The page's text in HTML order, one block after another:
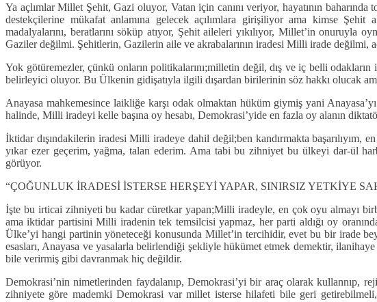
Ya açlımlar Millet Şehit, Gazi oluyor, Vatan için canını veriyor, hayatının
destekçilerine mükafat anlamına gelecek açılımlara girişiliyor ama kimse
madalyalarını, beratlarını söküp atıyor, Şehit aileleri yıkılıyor, Millet’in
Gaziler değilmi. Şehitlerin, Gazilerin aile ve akrabalarının iradesi Milli irade değilmi,
Yok götüremezler, çünkü onların politikalarını;milletin değil, dış ve iç belli
belirleyici oluyor. Bu Ülkenin gidişatıyla ilgili dışardan birilerinin söz hakkı olucak
Anayasa mahkemesince laikliğe karşı odak olmaktan hüküm giymiş yani
halinde, Milli iradeyi kelle başına oy hesabı, Demokrasi’yide en fazla oy alanın
İktidar dışındakilerin iradesi Milli iradeye dahil değil;ben kandırmakta
yıkar ezer geçerim, yağma, talan ederim. Ama tabi bu zihniyet bu ülkeyi dar-ül
görüyor.
“ÇOĞUNLUK İRADESİ İSTERSE HERŞEYİ YAPAR, SINIRSIZ YETKİYE
İşte bu irticai zihniyeti bu kadar cüretkar yapan;Milli iradeyle, en çok oyu almayı
ama iktidar partisini Milli iradenin tek temsilcisi yapmaz, her parti aldığı oy
Ülke’yi hangi partinin yöneteceği konusunda Millet’in tercihidir, evet bu bir irade
esasları, Anayasa ve yasalarla belirlendiği şekliyle hükümet etmek demektir,
bile verirmiş gibi davranmak hiç değildir.
Demokrasi’nin nimetlerinden faydalanıp, Demokrasi’yi bir araç olarak kullannıp,
zihniyete göre mademki Demokrasi var millet isterse hilafeti bile geri